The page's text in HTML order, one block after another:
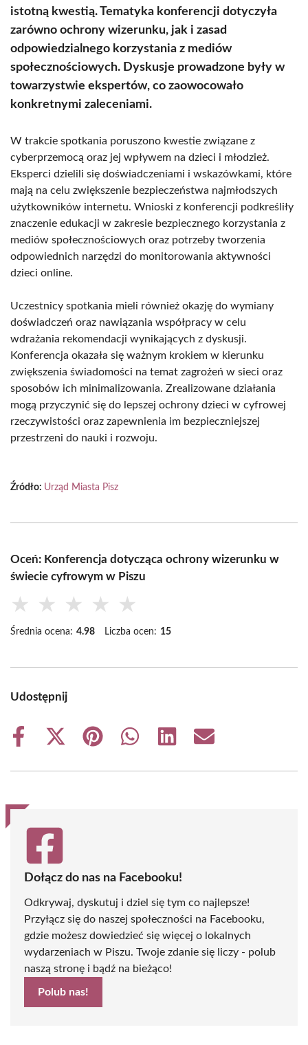
istotną kwestią. Tematyka konferencji dotyczyła
zarówno ochrony wizerunku, jak i zasad
odpowiedzialnego korzystania z mediów
społecznościowych. Dyskusje prowadzone były w
towarzystwie ekspertów, co zaowocowało
konkretnymi zaleceniami.
W trakcie spotkania poruszono kwestie związane z
cyberprzemocą oraz jej wpływem na dzieci i młodzież.
Eksperci dzielili się doświadczeniami i wskazówkami, które
mają na celu zwiększenie bezpieczeństwa najmłodszych
użytkowników internetu. Wnioski z konferencji podkreśliły
znaczenie edukacji w zakresie bezpiecznego korzystania z
mediów społecznościowych oraz potrzeby tworzenia
odpowiednich narzędzi do monitorowania aktywności
dzieci online.
Uczestnicy spotkania mieli również okazję do wymiany
doświadczeń oraz nawiązania współpracy w celu
wdrażania rekomendacji wynikających z dyskusji.
Konferencja okazała się ważnym krokiem w kierunku
zwiększenia świadomości na temat zagrożeń w sieci oraz
sposobów ich minimalizowania. Zrealizowane działania
mogą przyczynić się do lepszej ochrony dzieci w cyfrowej
rzeczywistości oraz zapewnienia im bezpieczniejszej
przestrzeni do nauki i rozwoju.
Źródło: Urząd Miasta Pisz
Oceń: Konferencja dotycząca ochrony wizerunku w
świecie cyfrowym w Piszu
★ ★ ★ ★ ★
Średnia ocena: 4.98 Liczba ocen: 15
Udostępnij
Share
Share
(Twitter)
Share
Share
Share
Share
Dołącz do nas na Facebooku!
Odkrywaj, dyskutuj i dziel się tym co najlepsze!
Przyłącz się do naszej społeczności na Facebooku,
gdzie możesz dowiedzieć się więcej o lokalnych
wydarzeniach w Piszu. Twoje zdanie się liczy - polub
naszą stronę i bądź na bieżąco!
Polub nas!